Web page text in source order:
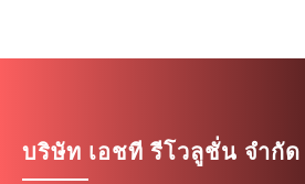
บริษัท เอชที รีโวลูชั่น จำกัด